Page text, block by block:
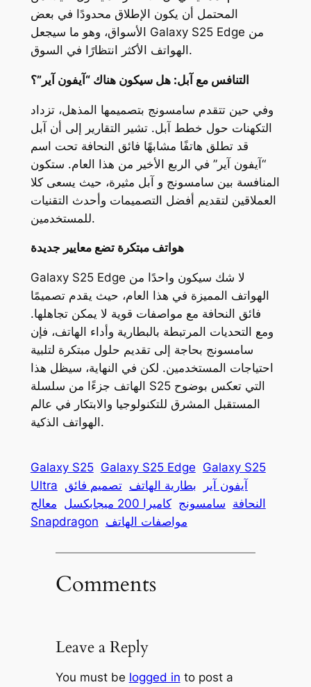
المحتمل أن يكون الإطلاق محدودًا في بعض
الأسواق، وهو ما سيجعل Galaxy S25 Edge من
الهواتف الأكثر انتظارًا في السوق.
التنافس مع آبل: هل سيكون هناك “آيفون آير”؟
وفي حين تتقدم سامسونج بتصميمها المذهل، تزداد
التكهنات حول خطط آبل. تشير التقارير إلى أن آبل
قد تطلق هاتفًا مشابهًا فائق النحافة تحت اسم
“آيفون آير” في الربع الأخير من هذا العام. ستكون
المنافسة بين سامسونج و آبل مثيرة، حيث يسعى كلا
العملاقين لتقديم أفضل التصميمات وأحدث التقنيات
للمستخدمين.
هواتف مبتكرة تضع معايير جديدة
Galaxy S25 Edge لا شك سيكون واحدًا من
الهواتف المميزة في هذا العام، حيث يقدم تصميمًا
فائق النحافة مع مواصفات قوية لا يمكن تجاهلها.
ومع التحديات المرتبطة بالبطارية وأداء الهاتف، فإن
سامسونج بحاجة إلى تقديم حلول مبتكرة لتلبية
احتياجات المستخدمين. لكن في النهاية، سيظل هذا
الهاتف جزءًا من سلسلة S25 التي تعكس بوضوح
المستقبل المشرق للتكنولوجيا والابتكار في عالم
الهواتف الذكية.
Galaxy S25 Galaxy S25 Edge Galaxy S25
Ultra
آيفون آير بطارية الهاتف تصميم فائق
النحافة سامسونج كاميرا 200 ميجابكسل
معالج
Snapdragon مواصفات الهاتف
Comments
Leave a Reply
You must be logged in to post a